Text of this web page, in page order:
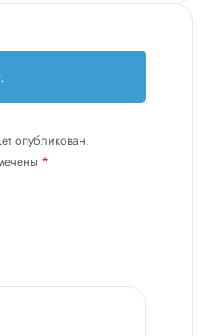
опубликован.
*